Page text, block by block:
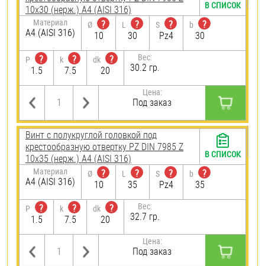
10х30 (нерж.) A4 (AISI 316)
Материал
A4 (AISI 316)
Ø
?
10
L
?
30
S
?
Pz4
b
?
30
P
?
1.5
k
?
7.5
dk
?
20
Вес:
30.2 гр.
Цена:
Под заказ
В СПИСОК
Винт с полукруглой головкой под
крестообразную отвертку PZ DIN 7985 Z
10х35 (нерж.) A4 (AISI 316)
Материал
A4 (AISI 316)
Ø
?
10
L
?
35
S
?
Pz4
b
?
35
P
?
1.5
k
?
7.5
dk
?
20
Вес:
32.7 гр.
Цена:
Под заказ
В СПИСОК